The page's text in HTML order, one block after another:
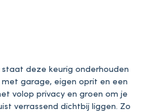
deze keurig onderhouden
garage, eigen oprit en een
volop privacy en groen om je
verrassend dichtbij liggen. Zo